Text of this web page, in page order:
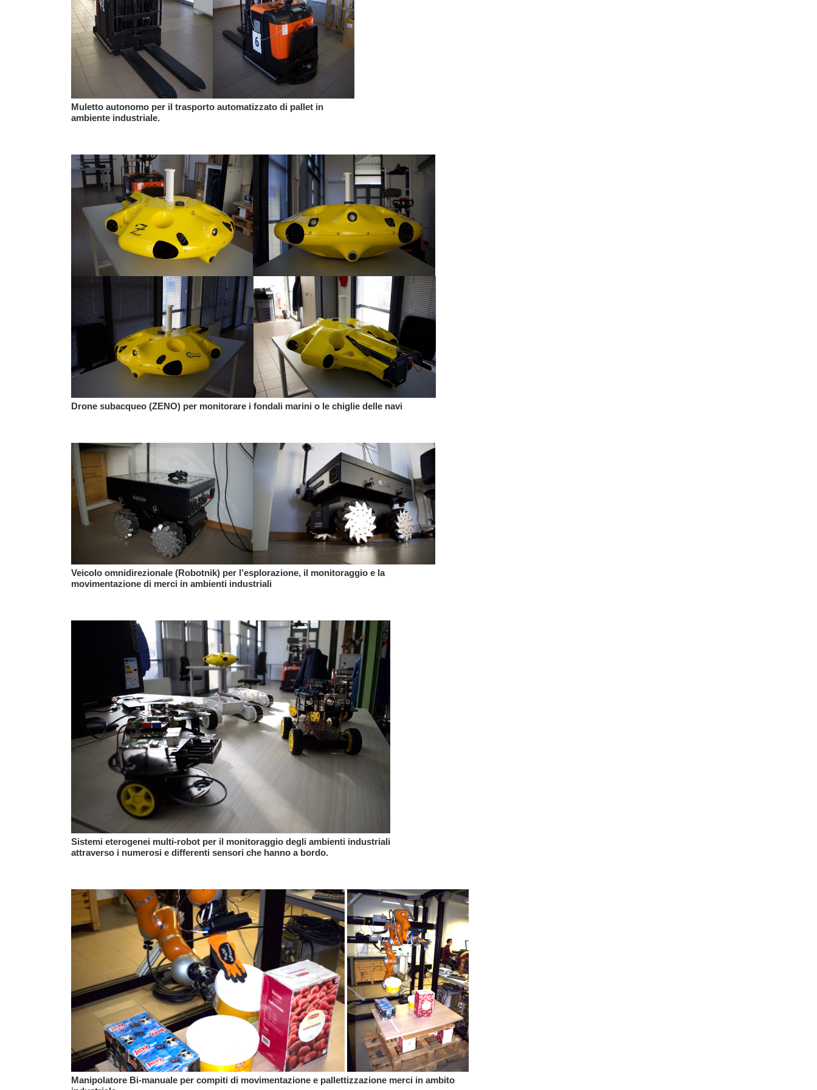
Muletto autonomo per il trasporto automatizzato di pallet in
ambiente industriale.
Drone subacqueo (ZENO) per monitorare i fondali marini o le chiglie delle navi
Veicolo omnidirezionale (Robotnik) per l’esplorazione, il monitoraggio e la
movimentazione di merci in ambienti industriali
Sistemi eterogenei multi-robot per il monitoraggio degli ambienti industriali
attraverso i numerosi e differenti sensori che hanno a bordo.
Manipolatore Bi-manuale per compiti di movimentazione e pallettizzazione merci in ambito